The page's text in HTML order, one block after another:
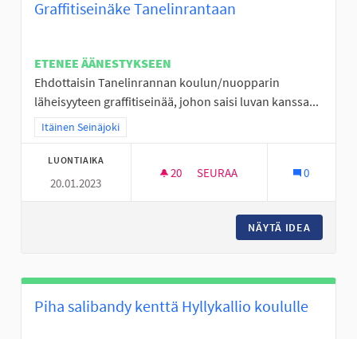
Graffitiseinäke Tanelinrantaan
ETENEE ÄÄNESTYKSEEN
Ehdottaisin Tanelinrannan koulun/nuopparin
läheisyyteen graffitiseinää, johon saisi luvan kanssa...
Rajaa tulokset teeman mukaan: Itäinen Seinäjoki
Itäinen Seinäjoki
LUONTIAIKA
20.01.2023
20 20 SEURAAJAA
SEURAA 0
NÄYTÄ IDEA
Piha salibandy kenttä Hyllykallio koululle